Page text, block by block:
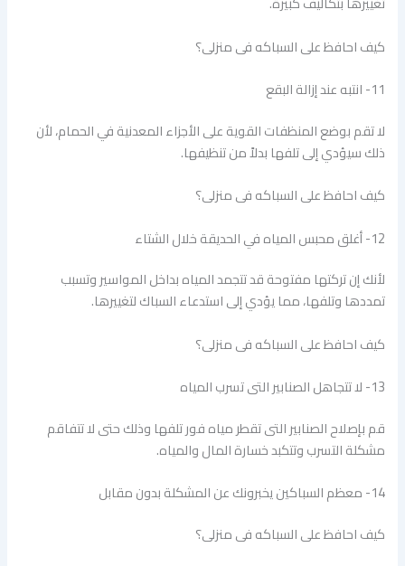
كيف احافظ على السباكه فى منزلى؟
11- انتبه عند إزالة البقع
لا تقم بوضع المنظفات القوية على الأجزاء المعدنية في الحمام، لأن
ذلك سيؤدي إلى تلفها بدلاً من تنظيفها.
كيف احافظ على السباكه فى منزلى؟
12- أغلق محبس المياه في الحديقة خلال الشتاء
لأنك إن تركتها مفتوحة قد تتجمد المياه بداخل المواسير وتسبب
تمددها وتلفها، مما يؤدي إلى استدعاء السباك لتغييرها.
كيف احافظ على السباكه فى منزلى؟
13- لا تتجاهل الصنابير التى تسرب المياه
قم بإصلاح الصنابير التى تقطر مياه فور تلفها وذلك حتى لا تتفاقم
مشكلة التسرب وتتكبد خسارة المال والمياه.
14- معظم السباكين يخبرونك عن المشكلة بدون مقابل
كيف احافظ على السباكه فى منزلى؟